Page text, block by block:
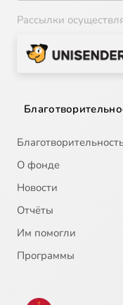
Рассылки
О фонде
Новости
Отчёты
Им помогли
Программы